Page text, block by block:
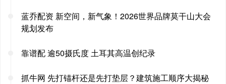
蓝乔配资 新空间，新气象！2026世界品牌莫干山大会
规划发布
靠谱配 逾50摄氏度 土耳其高温创纪录
抓牛网 先打锚杆还是先打垫层？建筑施工顺序大揭秘